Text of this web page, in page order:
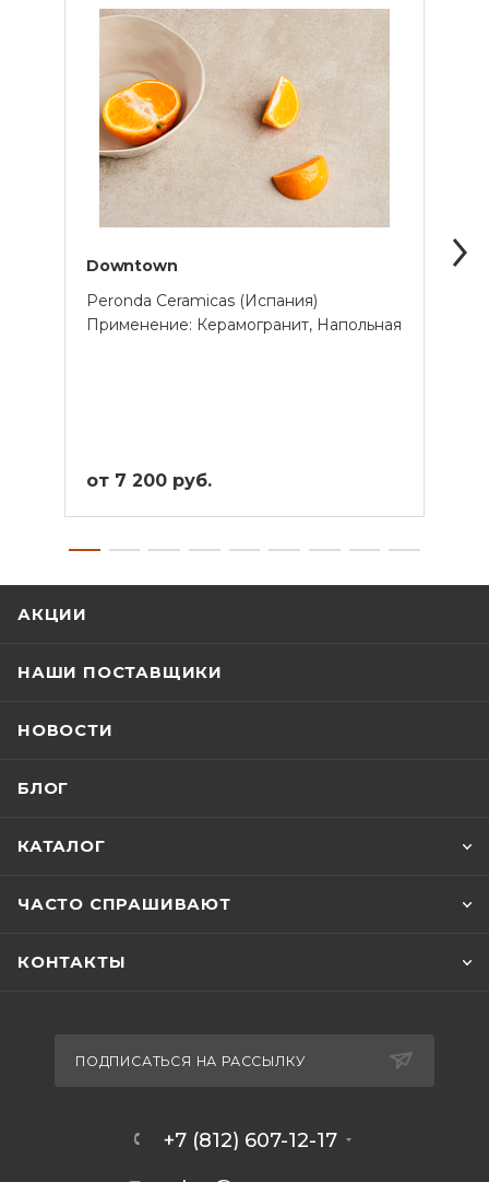
Downtown
Peronda Ceramicas (Испания)
Применение: Керамогранит, Напольная
от 7 200 руб.
АКЦИИ
НАШИ ПОСТАВЩИКИ
НОВОСТИ
БЛОГ
КАТАЛОГ
ЧАСТО СПРАШИВАЮТ
КОНТАКТЫ
ПОДПИСАТЬСЯ НА РАССЫЛКУ
+7 (812) 607-12-17